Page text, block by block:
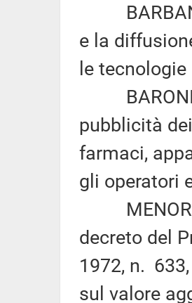
e la
le
BARONI
pubblicità
farmaci,
gli operatori
decreto del
1972, n.
sul valore